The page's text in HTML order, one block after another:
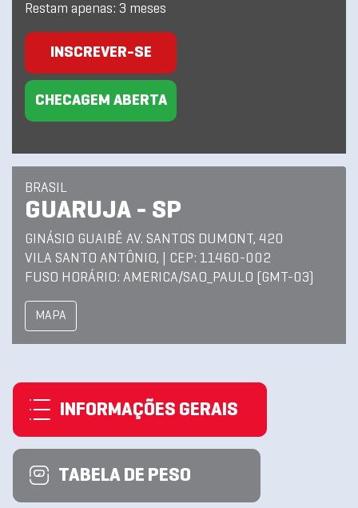
Restam apenas: 3 meses
INSCREVER-SE
CHECAGEM ABERTA
BRASIL
GUARUJA - SP
GINÁSIO GUAIBÊ AV. SANTOS DUMONT, 420
VILA SANTO ANTÔNIO, | CEP: 11460-002
FUSO HORÁRIO: AMERICA/SAO_PAULO (GMT-03)
MAPA
INFORMAÇÕES GERAIS
TABELA DE PESO